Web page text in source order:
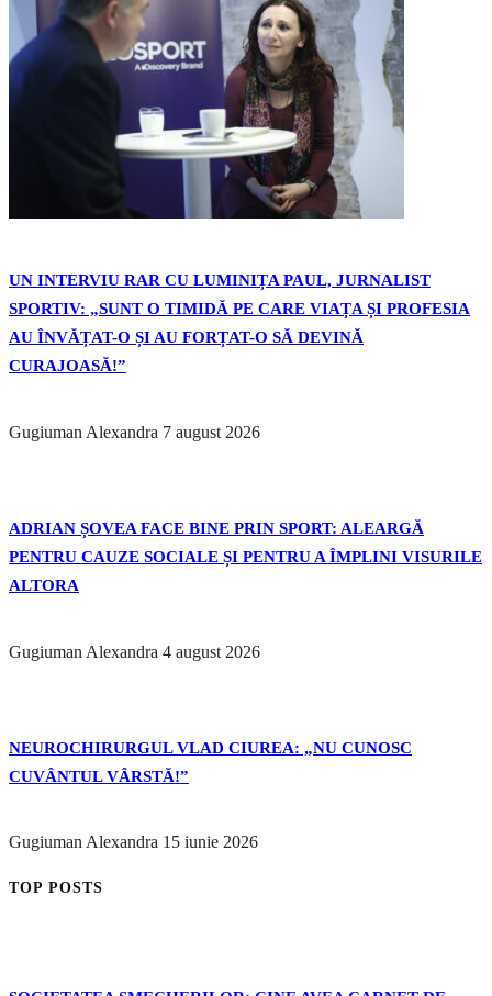
UN INTERVIU RAR CU LUMINIȚA PAUL, JURNALIST
SPORTIV: „SUNT O TIMIDĂ PE CARE VIAȚA ȘI PROFESIA
AU ÎNVĂȚAT-O ȘI AU FORȚAT-O SĂ DEVINĂ
CURAJOASĂ!”
Gugiuman Alexandra 7 august 2026
ADRIAN ȘOVEA FACE BINE PRIN SPORT: ALEARGĂ
PENTRU CAUZE SOCIALE ȘI PENTRU A ÎMPLINI VISURILE
ALTORA
Gugiuman Alexandra 4 august 2026
NEUROCHIRURGUL VLAD CIUREA: „NU CUNOSC
CUVÂNTUL VÂRSTĂ!”
Gugiuman Alexandra 15 iunie 2026
TOP POSTS